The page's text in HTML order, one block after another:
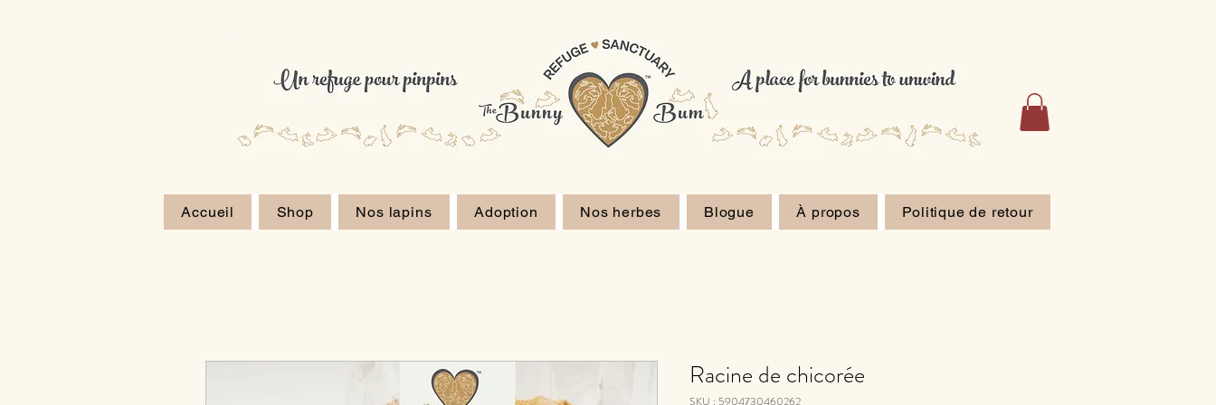
Accueil Shop Nos lapins Adoption Nos herbes Blogue À propos Politique de retour
Racine de chicorée
SKU : 5904730460262